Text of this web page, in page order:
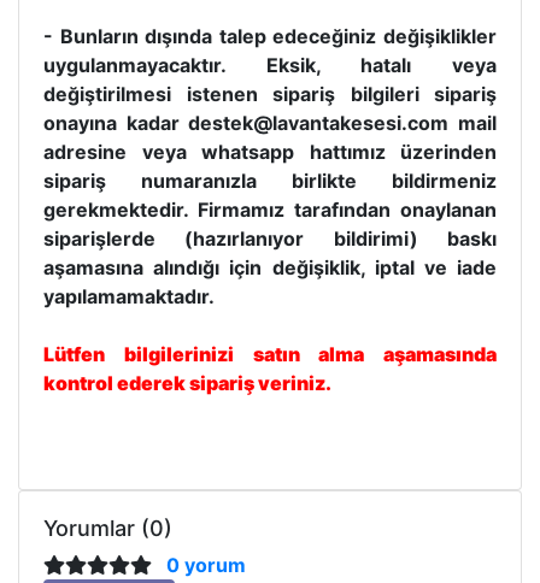
- Bunların dışında talep edeceğiniz değişiklikler
uygulanmayacaktır. Eksik, hatalı veya
değiştirilmesi istenen sipariş bilgileri sipariş
onayına kadar destek@lavantakesesi.com mail
adresine veya whatsapp hattımız üzerinden
sipariş numaranızla birlikte bildirmeniz
gerekmektedir. Firmamız tarafından onaylanan
siparişlerde (hazırlanıyor bildirimi) baskı
aşamasına alındığı için değişiklik, iptal ve iade
yapılamamaktadır.
Lütfen bilgilerinizi satın alma aşamasında
kontrol ederek sipariş veriniz.
Yorumlar (0)
0 yorum